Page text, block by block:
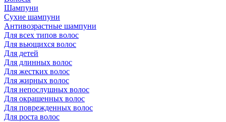
Шампуни
Сухие шампуни
Антивозрастные шампуни
Для всех типов волос
Для вьющихся волос
Для детей
Для длинных волос
Для жестких волос
Для жирных волос
Для непослушных волос
Для окрашенных волос
Для поврежденных волос
Для роста волос